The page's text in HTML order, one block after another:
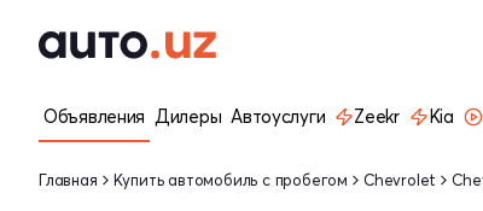
Объявления Дилеры Автоуслуги Zeekr Kia
Главная Купить автомобиль с пробегом Chevrolet